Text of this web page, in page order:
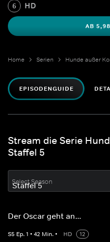
6 HD
AB
Home Serien Hunde außer
EPISODENGUIDE
Stream die Serie
Staffel 5
Select Season
Der Oscar geht an...
S5 Ep.1 • 42 Min. • HD
12